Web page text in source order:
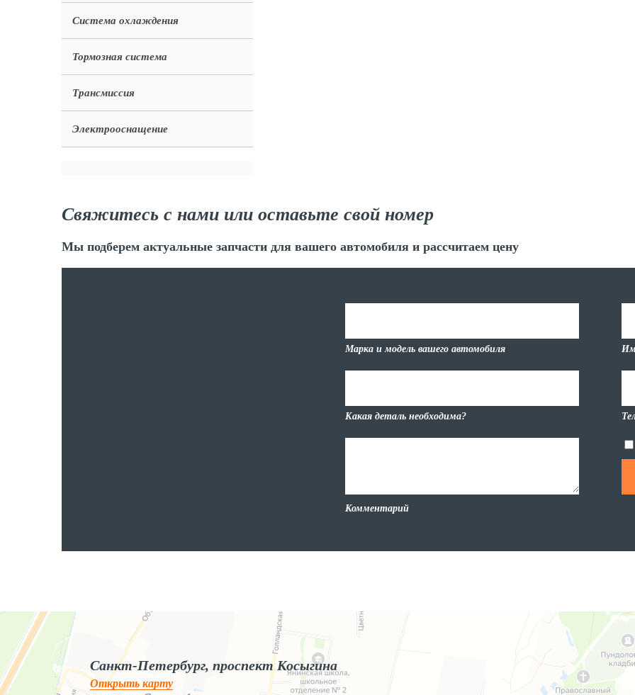
Система охлаждения
Тормозная система
Трансмиссия
Электрооснащение
Свяжитесь с нами или оставьте свой номер
Мы подберем актуальные запчасти для вашего автомобиля и рассчитаем цену
Марка и модель вашего автомобиля
Какая деталь необходима?
Комментарий
Яндекс.Карты
Яндекс.Карты — поиск мест и адресов, городской транспорт
Санкт-Петербург, проспект Косыгина
Открыть карту